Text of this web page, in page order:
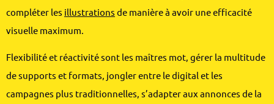
compléter les illustrations de manière à avoir une efficacité
visuelle maximum.
Flexibilité et réactivité sont les maîtres mot, gérer la multitude
de supports et formats, jongler entre le digital et les
campagnes plus traditionnelles, s’adapter aux annonces de la